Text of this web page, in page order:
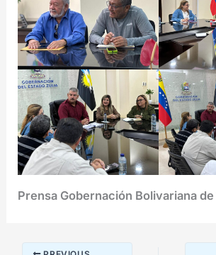
Prensa Gobernación Bolivariana